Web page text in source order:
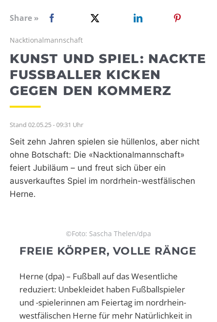
WEBRADIO
Share »
Nacktionalmannschaft
KUNST UND SPIEL: NACKTE
FUSSBALLER KICKEN G
EGEN DEN KOMMERZ
Stand 02.05.25 - 09:31 Uhr
Seit zehn Jahren spielen sie hüllenlos, aber nicht
ohne Botschaft: Die «Nacktionalmannschaft»
feiert Jubiläum – und freut sich über ein
ausverkauftes Spiel im nordrhein-westfälischen
Herne.
©Foto: Sascha Thelen/dpa
FREIE KÖRPER, VOLLE RÄNGE
Herne (dpa) – Fußball auf das Wesentliche
reduziert: Unbekleidet haben Fußballspieler
und -spielerinnen am Feiertag im nordrhein-
westfälischen Herne für mehr Natürlichkeit in